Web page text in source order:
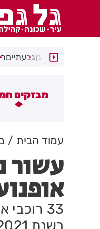
רמת גןגבעתיים
מבזקים
"הרצל שמח בחמישי": עיריית
יוצאת ביוזמה חדשה לעידוד
עמוד הבית